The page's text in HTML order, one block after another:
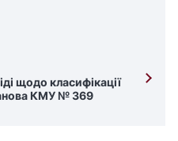
щодо класифікації
КМУ № 369